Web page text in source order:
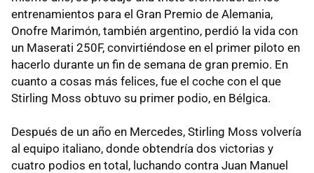
entrenamientos para el Gran Premio de Alemania,
Onofre Marimón, también argentino, perdió la vida con
un Maserati 250F, convirtiéndose en el primer piloto en
hacerlo durante un fin de semana de gran premio. En
cuanto a cosas más felices, fue el coche con el que
Stirling Moss obtuvo su primer podio, en Bélgica.
Después de un año en Mercedes, Stirling Moss volvería
al equipo italiano, donde obtendría dos victorias y
cuatro podios en total, luchando contra Juan Manuel